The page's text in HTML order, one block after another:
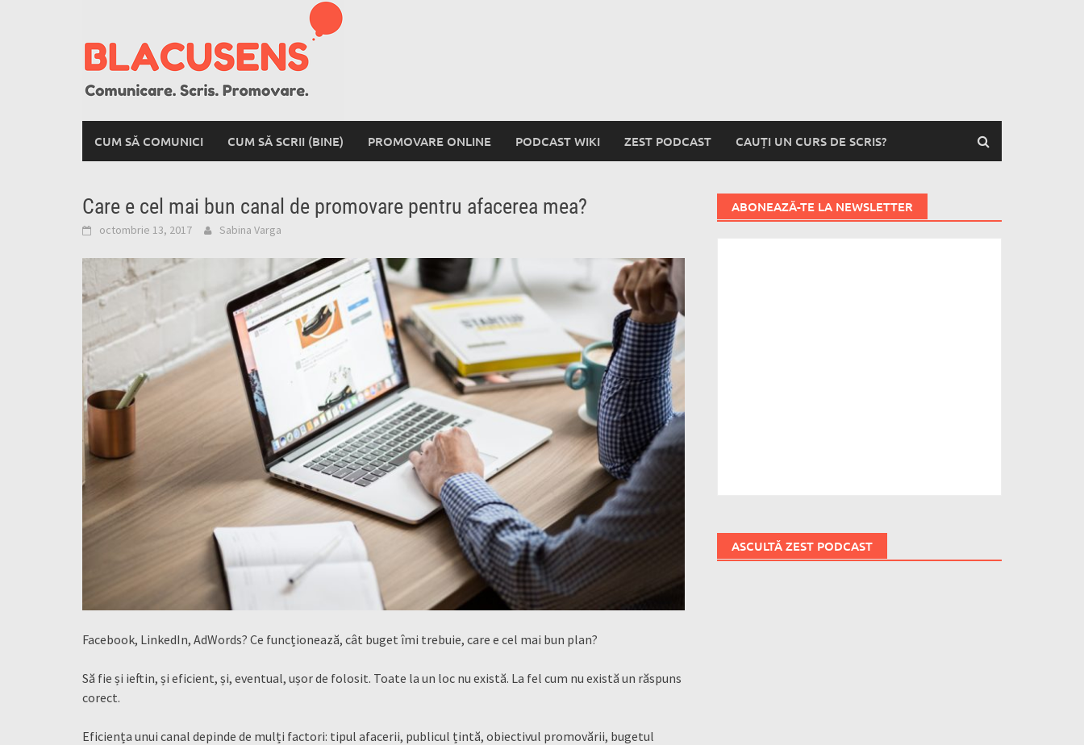
CUM SĂ COMUNICI CUM SĂ SCRII (BINE) PROMOVARE ONLINE PODCAST WIKI ZEST PODCAST CAUȚI UN CURS DE SCRIS?
Care e cel mai bun canal de promovare pentru afacerea mea?
octombrie 13, 2017 Sabina Varga
Facebook, LinkedIn, AdWords? Ce funcționează, cât buget îmi trebuie, care e cel mai bun plan?
Să fie și ieftin, și eficient, și, eventual, ușor de folosit. Toate la un loc nu există. La fel cum nu există un răspuns
corect.
Eficiența unui canal depinde de mulți factori: tipul afacerii, publicul țintă, obiectivul promovării, bugetul
ABONEAZĂ-TE LA NEWSLETTER
ASCULTĂ ZEST PODCAST